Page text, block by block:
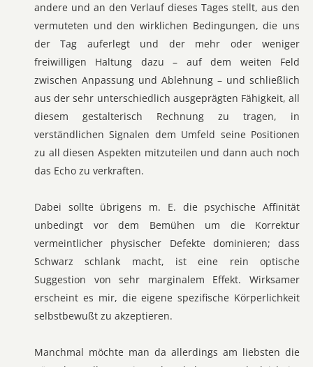
andere und an den Verlauf dieses Tages stellt, aus den
vermuteten und den wirklichen Bedingungen, die uns
der Tag auferlegt und der mehr oder weniger
freiwilligen Haltung dazu – auf dem weiten Feld
zwischen Anpassung und Ablehnung – und schließlich
aus der sehr unterschiedlich ausgeprägten Fähigkeit, all
diesem gestalterisch Rechnung zu tragen, in
verständlichen Signalen dem Umfeld seine Positionen
zu all diesen Aspekten mitzuteilen und dann auch noch
das Echo zu verkraften.
Dabei sollte übrigens m. E. die psychische Affinität
unbedingt vor dem Bemühen um die Korrektur
vermeintlicher physischer Defekte dominieren; dass
Schwarz schlank macht, ist eine rein optische
Suggestion von sehr marginalem Effekt. Wirksamer
erscheint es mir, die eigene spezifische Körperlichkeit
selbstbewußt zu akzeptieren.
Manchmal möchte man da allerdings am liebsten die